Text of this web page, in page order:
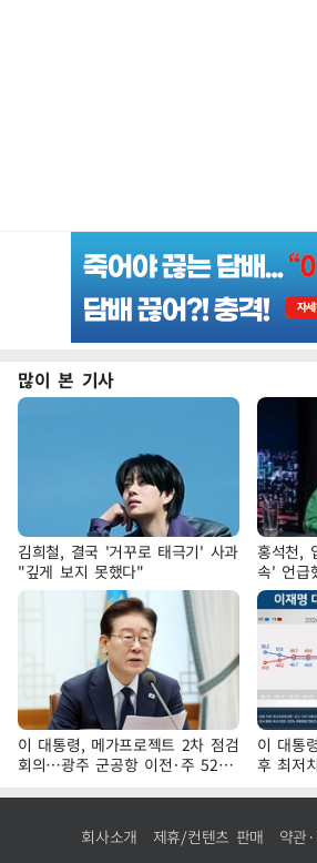
많이 본 기사
김희철, 결국 '거꾸로 태극기' 사과
"깊게 보지 못했다"
홍석천,
속' 언급
이 대통령, 메가프로젝트 2차 점검
회의…광주 군공항 이전·주 52시
간 예외 등 논의
이 대통
후 최저
회사소개 제휴/컨텐츠 판매 약관